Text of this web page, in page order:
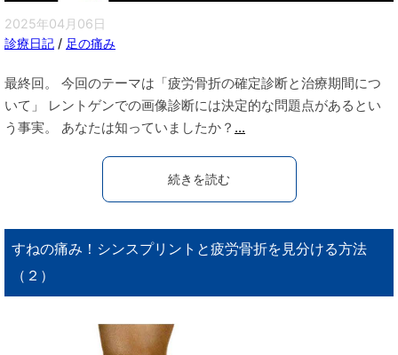
2025年04月06日
診療日記 / 足の痛み
最終回。 今回のテーマは「疲労骨折の確定診断と治療期間につ
いて」 レントゲンでの画像診断には決定的な問題点があるとい
う事実。 あなたは知っていましたか？ ...
続きを読む
すねの痛み！シンスプリントと疲労骨折を見分ける方法
（２）